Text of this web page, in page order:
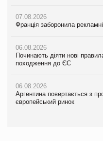
07.08.2026
Франція заборонила рекламні
06.08.2026
Починають діяти нові
походження до ЄС
06.08.2026
Аргентина повертається з
європейський ринок
07.08.2026
Франція заборонила рекламні
06.08.2026
Починають діяти нові
походження до ЄС
06.08.2026
Аргентина повертається з
європейський ринок
07.08.2026
Франція заборонила рекламні
06.08.2026
Починають діяти нові
походження до ЄС
06.08.2026
Аргентина повертається з
європейський ринок